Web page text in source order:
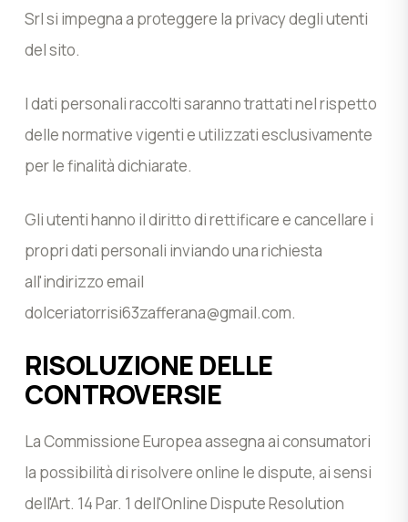
Srl si impegna a proteggere la privacy degli utenti
del sito.
I dati personali raccolti saranno trattati nel rispetto
delle normative vigenti e utilizzati esclusivamente
per le finalità dichiarate.
Gli utenti hanno il diritto di rettificare e cancellare i
propri dati personali inviando una richiesta
all'indirizzo email
dolceriatorrisi63zafferana@gmail.com.
RISOLUZIONE DELLE
CONTROVERSIE
La Commissione Europea assegna ai consumatori
la possibilità di risolvere online le dispute, ai sensi
dell'Art. 14 Par. 1 dell'Online Dispute Resolution